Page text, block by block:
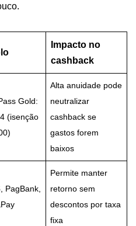
Impacto no
cashback
Gold:
(isenção
Alta anuidade pode
neutralizar
cashback se
gastos forem
baixos
PagBank,
Permite manter
retorno sem
descontos por taxa
fixa